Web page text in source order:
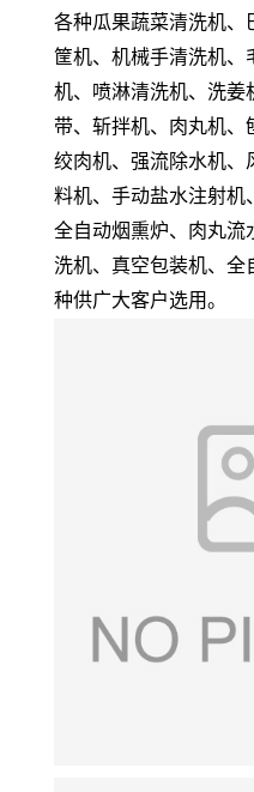
各种瓜果蔬菜清洗机、
筐机、机械手清洗机、
机、喷淋清洗机、洗姜
带、斩拌机、肉丸机、
绞肉机、强流除水机、
料机、手动盐水注射机
全自动烟熏炉、肉丸流
洗机、真空包装机、全
种供广大客户选用。